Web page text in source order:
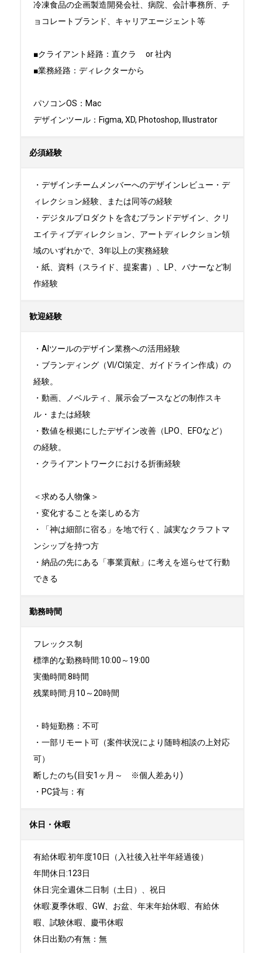
冷凍食品の企画製造開発会社、病院、会計事務所、チ
ョコレートブランド、キャリアエージェント等
■クライアント経路：直クラ	or 社内
■業務経路：ディレクターから
パソコンOS：Mac
デザインツール：Figma, XD, Photoshop, Illustrator
必須経験
・デザインチームメンバーへのデザインレビュー・デ
ィレクション経験、または同等の経験
・デジタルプロダクトを含むブランドデザイン、クリ
エイティブディレクション、アートディレクション領
域のいずれかで、3年以上の実務経験
・紙、資料（スライド、提案書）、LP、バナーなど制
作経験
歓迎経験
・AIツールのデザイン業務への活用経験
・ブランディング（VI/CI策定、ガイドライン作成）の
経験。
・動画、ノベルティ、展示会ブースなどの制作スキ
ル・または経験
・数値を根拠にしたデザイン改善（LPO、EFOなど）
の経験。
・クライアントワークにおける折衝経験
＜求める人物像＞
・変化することを楽しめる方
・「神は細部に宿る」を地で行く、誠実なクラフトマ
ンシップを持つ方
・納品の先にある「事業貢献」に考えを巡らせて行動
できる
勤務時間
フレックス制
標準的な勤務時間:10:00～19:00
実働時間:8時間
残業時間:月10～20時間
・時短勤務：不可
・一部リモート可（案件状況により随時相談の上対応
可）
断したのち(目安1ヶ月～　※個人差あり)
・PC貸与：有
休日・休暇
有給休暇:初年度10日（入社後入社半年経過後）
年間休日:123日
休日:完全週休二日制（土日）、祝日
休暇:夏季休暇、GW、お盆、年末年始休暇、有給休
暇、試験休暇、慶弔休暇
休日出勤の有無：無